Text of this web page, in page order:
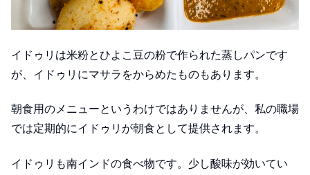
イドゥリは米粉とひよこ豆の粉で作られた蒸しパンです
が、イドゥリにマサラをからめたものもあります。
朝食用のメニューというわけではありませんが、私の職場
では定期的にイドゥリが朝食として提供されます。
イドゥリも南インドの食べ物です。少し酸味が効いてい